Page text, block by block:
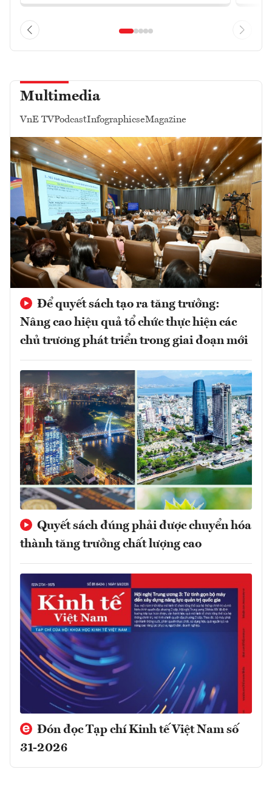
Multimedia
VnE TVPodcastInfographicseMagazine
Để quyết sách tạo ra tăng trưởng:
Nâng cao hiệu quả tổ chức thực hiện các
chủ trương phát triển trong giai đoạn mới
Quyết sách đúng phải được chuyển hóa
thành tăng trưởng chất lượng cao
Đón đọc Tạp chí Kinh tế Việt Nam số
31-2026